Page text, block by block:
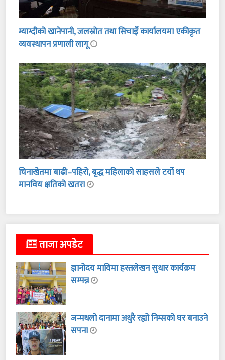
म्याग्दीको खानेपानी, जलस्रोत तथा सिचाइँ कार्यालयमा एकीकृत
व्यवस्थापन प्रणाली लागू
चिनाखेतमा बाढी–पहिरो, बृद्ध महिलाको साहसले टर्यो थप
मानविय क्षतिको खतरा
ताजा अपडेट
ज्ञानोदय माविमा हस्तलेखन सुधार कार्यक्रम
सम्पन्न
जन्मथलो दानामा अधुरै रह्यो निम्सको घर बनाउने
सपना